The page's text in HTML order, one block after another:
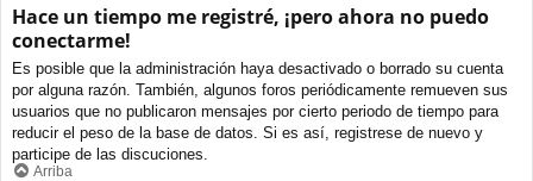
Hace un tiempo me registré, ¡pero ahora no puedo
conectarme!
Es posible que la administración haya desactivado o borrado su cuenta
por alguna razón. También, algunos foros periódicamente remueven sus
usuarios que no publicaron mensajes por cierto periodo de tiempo para
reducir el peso de la base de datos. Si es así, registrese de nuevo y
participe de las discuciones.
Arriba